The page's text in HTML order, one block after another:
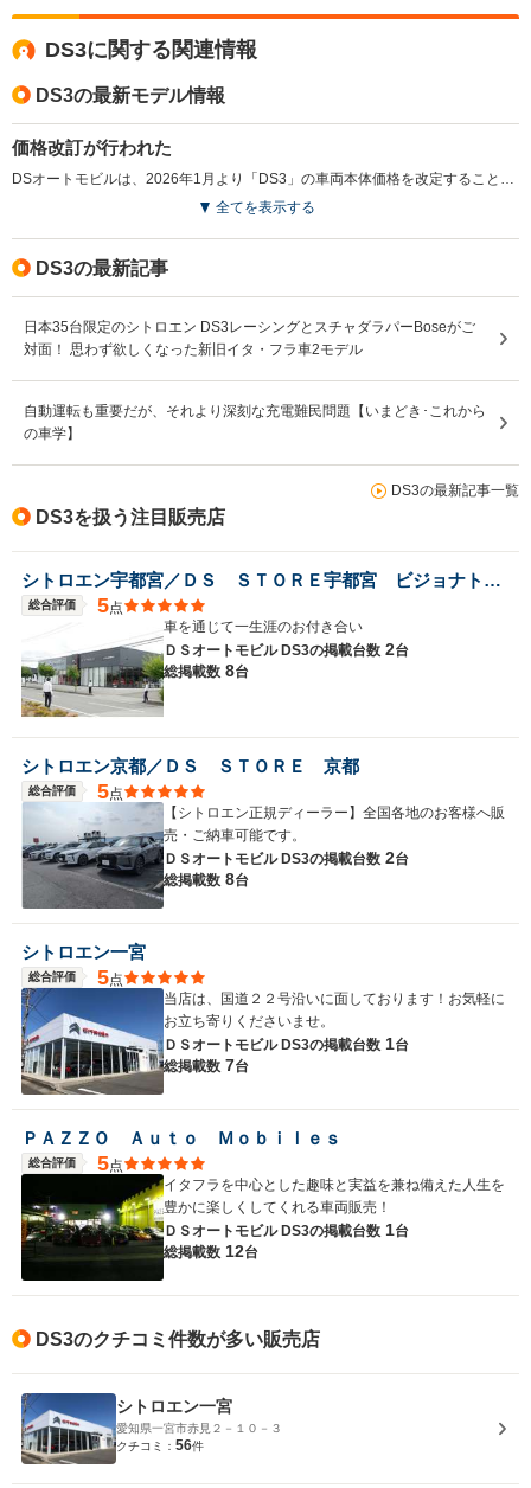
WLTCモード
燃費
排気量
駆動方式
1598～1997cc
FF
1598cc
FF
1598～
FF
DS3に関する関連情報
DS3の最新モデル情報
価格改訂が行われた
DSオートモビルは、2026年1月より「DS3」の車両本体価格を改定することを発表した。急激な円安や製造コスト、物流コストの高騰に対応するための価格改定となっている。（2026.1）
全てを表示する
DS3の最新記事
日本35台限定のシトロエン DS3レーシングとスチャダラパーBoseがご
対面！ 思わず欲しくなった新旧イタ・フラ車2モデル
自動運転も重要だが、それより深刻な充電難民問題【いまどき･これから
の車学】
DS3の最新記事一覧
DS3を扱う注目販売店
シトロエン宇都宮／ＤＳ ＳＴＯＲＥ宇都宮 ビジョナトレーディング（株） ビジョナグループ
総合評価 5点
車を通じて一生涯のお付き合い
ＤＳオートモビル DS3の掲載台数 2台
総掲載数 8台
シトロエン京都／ＤＳ ＳＴＯＲＥ 京都
総合評価 5点
【シトロエン正規ディーラー】全国各地のお客様へ販
売・ご納車可能です。
ＤＳオートモビル DS3の掲載台数 2台
総掲載数 8台
シトロエン一宮
総合評価 5点
当店は、国道２２号沿いに面しております！お気軽に
お立ち寄りくださいませ。
ＤＳオートモビル DS3の掲載台数 1台
総掲載数 7台
ＰＡＺＺＯ Ａｕｔｏ Ｍｏｂｉｌｅｓ
総合評価 5点
イタフラを中心とした趣味と実益を兼ね備えた人生を
豊かに楽しくしてくれる車両販売！
ＤＳオートモビル DS3の掲載台数 1台
総掲載数 12台
DS3のクチコミ件数が多い販売店
シトロエン一宮
愛知県一宮市赤見２－１０－３
クチコミ： 56件